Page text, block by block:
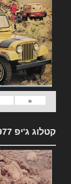
«
קטלוג ג'יפ 1977